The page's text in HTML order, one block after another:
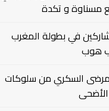
مسناوة و تكدة
في بطولة المغرب
هوب
السكري من سلوكات